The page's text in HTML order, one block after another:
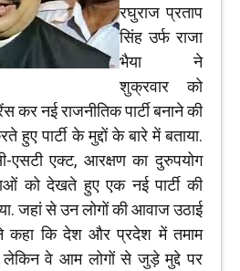
रघुराज प्रताप
सिंह उर्फ राजा
भैया ने
शुक्रवार को
नई राजनीतिक पार्टी बनाने की
हुए पार्टी के मुद्दों के बारे में बताया.
एसटी एक्ट, आरक्षण का दुरुपयोग
को देखते हुए एक नई पार्टी की
जहां से उन लोगों की आवाज उठाई
कहा कि देश और प्रदेश में तमाम
हैं लेकिन वे आम लोगों से जुड़े मुद्दे पर